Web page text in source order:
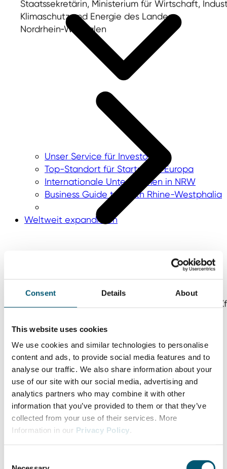
Consent Details About
This website uses cookies
We use cookies and similar technologies to personalise
content and ads, to provide social media features and to
analyse our traffic. We also share information about your
use of our site with our social media, advertising and
analytics partners who may combine it with other
information that you’ve provided to them or that they’ve
collected from your use of their services. More
Information in our Privacy Policy.
Unser Service für Investoren
Top-Standort für Startups in Europa
Internationale Unternehmen in NRW
Business Guide to North Rhine-Westphalia
Weltweit expandieren
Staatssekretärin, Ministerium für Wirtschaft,
Klimaschutz und Energie des Landes
Nordrhein‑Westfalen
Melanie Baum
Geschäftsführerin Baum Zerspanungstechnik e.